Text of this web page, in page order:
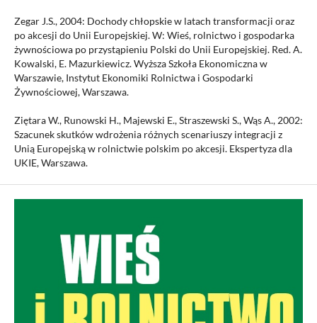
Zegar J.S., 2004: Dochody chłopskie w latach transformacji oraz
po akcesji do Unii Europejskiej. W: Wieś, rolnictwo i gospodarka
żywnościowa po przystąpieniu Polski do Unii Europejskiej. Red. A.
Kowalski, E. Mazurkiewicz. Wyższa Szkoła Ekonomiczna w
Warszawie, Instytut Ekonomiki Rolnictwa i Gospodarki
Żywnościowej, Warszawa.
Ziętara W., Runowski H., Majewski E., Straszewski S., Wąs A., 2002:
Szacunek skutków wdrożenia różnych scenariuszy integracji z
Unią Europejską w rolnictwie polskim po akcesji. Ekspertyza dla
UKIE, Warszawa.